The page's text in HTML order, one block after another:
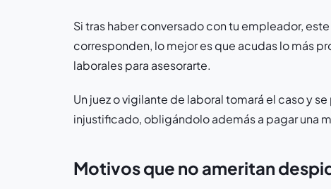
Si tras haber conversado con tu empleador,
corresponden, lo mejor es que acudas lo más
laborales para asesorarte.
Un juez o vigilante de laboral tomará el caso y
injustificado, obligándolo además a pagar una
Motivos que no ameritan